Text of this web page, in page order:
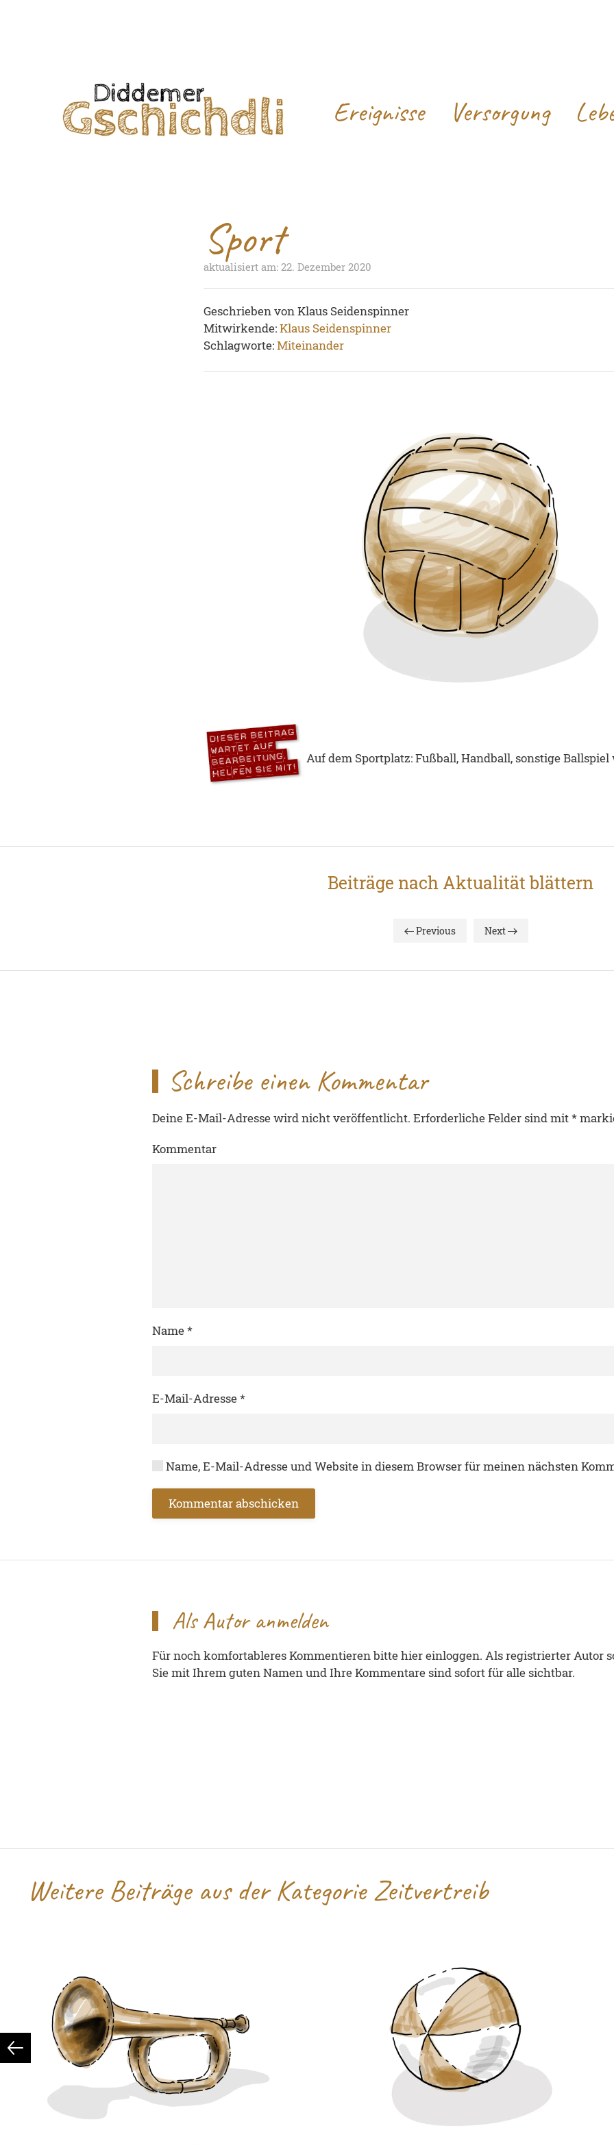
Ereignisse Versorgung
Sport
aktualisiert am: 22. Dezember 2020
Geschrieben von Klaus Seidenspinner
Mitwirkende:Klaus Seidenspinner
Schlagworte:Miteinander
Auf dem Sportplatz: Fußball, Handball, sonstige
Beiträge nach Aktualität blättern
Previous Next
Schreibe einen Kommentar
Deine E-Mail-Adresse wird nicht veröffentlicht. Erforderliche Felder sind mit*
Kommentar
Name*
E-Mail-Adresse*
Name, E-Mail-Adresse und Website in diesem Browser für meinen nächsten
Kommentar abschicken
Als Autor anmelden
Für noch komfortableres Kommentieren bitte hier einloggen. Als registrierter Autor
Sie mit Ihrem guten Namen und Ihre Kommentare sind sofort für alle sichtbar.
Weitere Beiträge aus der Kategorie Zeitvertreib